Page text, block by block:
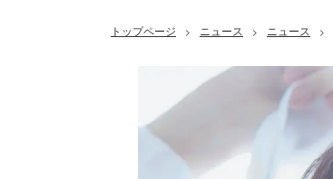
トップページ > ニュース > ニュース >